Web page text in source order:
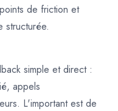
de friction et
structurée.
simple et direct :
appels
L'important est de